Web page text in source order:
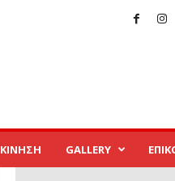
ΚΙΝΗΣΗ GALLERY